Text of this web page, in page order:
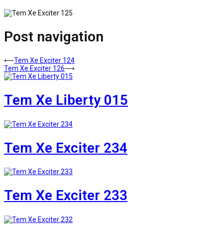
Post navigation
⟵Tem Xe Exciter 124
Tem Xe Exciter 126⟶
Tem Xe Liberty 015
Tem Xe Exciter 234
Tem Xe Exciter 233